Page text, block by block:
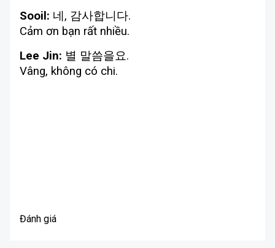
Sooil: 네, 감사합니다.
Cảm ơn bạn rất nhiều.
Lee Jin: 별 말씀을요.
Vâng, không có chi.
Đánh giá